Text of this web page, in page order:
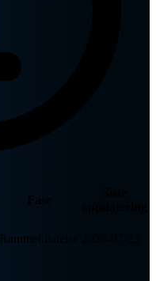
Rammetillatelse